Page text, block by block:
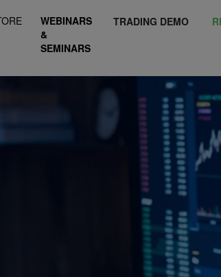
WEBINARS
&
SEMINARS
TRADING DEMO